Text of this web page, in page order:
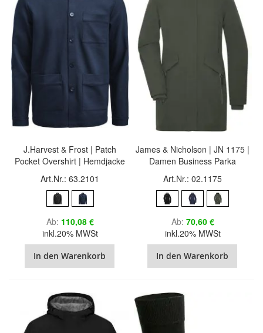
J.Harvest & Frost | Patch
Pocket Overshirt | Hemdjacke
Art.Nr.: 63.2101
Ab 110,08 €
inkl.20% MWSt
In den Warenkorb
James & Nicholson | JN 1175 |
Damen Business Parka
Art.Nr.: 02.1175
Ab 70,60 €
inkl.20% MWSt
In den Warenkorb